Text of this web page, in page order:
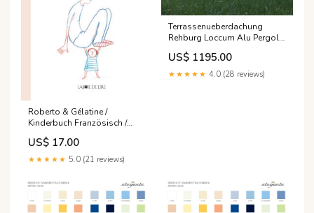
Roberto & Gélatine /
Kinderbuch Französisch /
Albertine / Germano Zullo
Geld
US$ 17.00
★★★★★ 5.0 (21 reviews)
Terrassenueberdachung
Rehburg Loccum Alu Pergola
Bioclimatic Freistehend nach
maß kaufen
US$ 1195.00
★★★★★ 4.0 (28 reviews)